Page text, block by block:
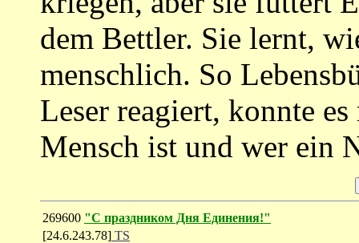
dem Bettler. Sie lernt,
menschlich. So
Leser reagiert, konnte
Mensch ist und wer ein
269600 "С праздником Дня Единения!"
[24.6.243.78] TS